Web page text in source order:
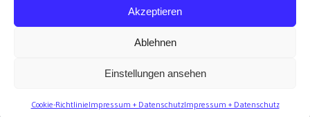
Akzeptieren
Ablehnen
Einstellungen ansehen
Cookie-RichtlinieImpressum + DatenschutzImpressum + Datenschutz
alle Artikel
Impressum